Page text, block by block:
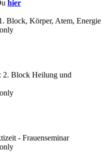
hier
Block, Körper, Atem, Energie
2. Block Heilung und
- Frauenseminar